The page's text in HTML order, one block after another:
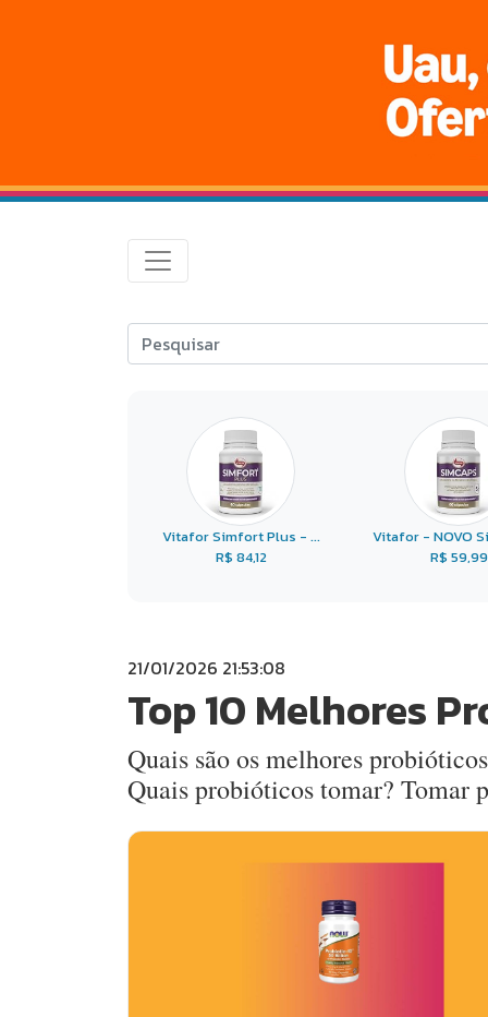
Vitafor Simfort Plus - ...
R$ 84,12
Vitafor - NOVO
R$ 59,99
21/01/2026 21:53:08
Top 10 Melhores
Quais são os melhores
Quais probióticos tomar? Tomar